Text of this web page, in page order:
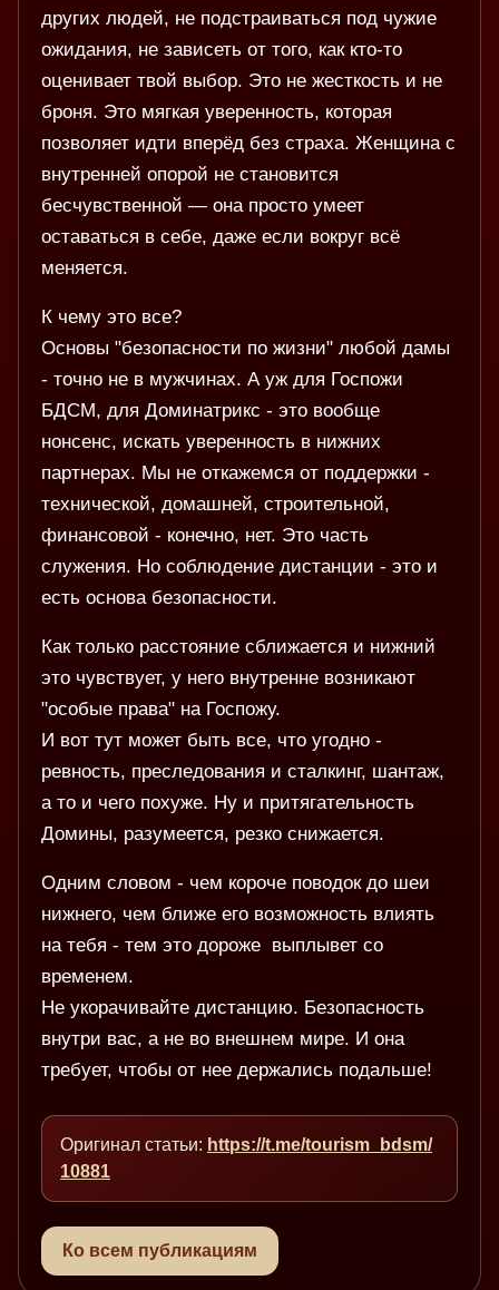
других людей, не подстраиваться под чужие
ожидания, не зависеть от того, как кто-то
оценивает твой выбор. Это не жесткость и не
броня. Это мягкая уверенность, которая
позволяет идти вперёд без страха. Женщина с
внутренней опорой не становится
бесчувственной — она просто умеет
оставаться в себе, даже если вокруг всё
меняется.
К чему это все?
Основы "безопасности по жизни" любой дамы
- точно не в мужчинах. А уж для Госпожи
БДСМ, для Доминатрикс - это вообще
нонсенс, искать уверенность в нижних
партнерах. Мы не откажемся от поддержки -
технической, домашней, строительной,
финансовой - конечно, нет. Это часть
служения. Но соблюдение дистанции - это и
есть основа безопасности.
Как только расстояние сближается и нижний
это чувствует, у него внутренне возникают
"особые права" на Госпожу.
И вот тут может быть все, что угодно -
ревность, преследования и сталкинг, шантаж,
а то и чего похуже. Ну и притягательность
Домины, разумеется, резко снижается.
Одним словом - чем короче поводок до шеи
нижнего, чем ближе его возможность влиять
на тебя - тем это дороже выплывет со
временем.
Не укорачивайте дистанцию. Безопасность
внутри вас, а не во внешнем мире. И она
требует, чтобы от нее держались подальше!
Оригинал статьи: https://t.me/tourism_bdsm/
10881
Ко всем публикациям